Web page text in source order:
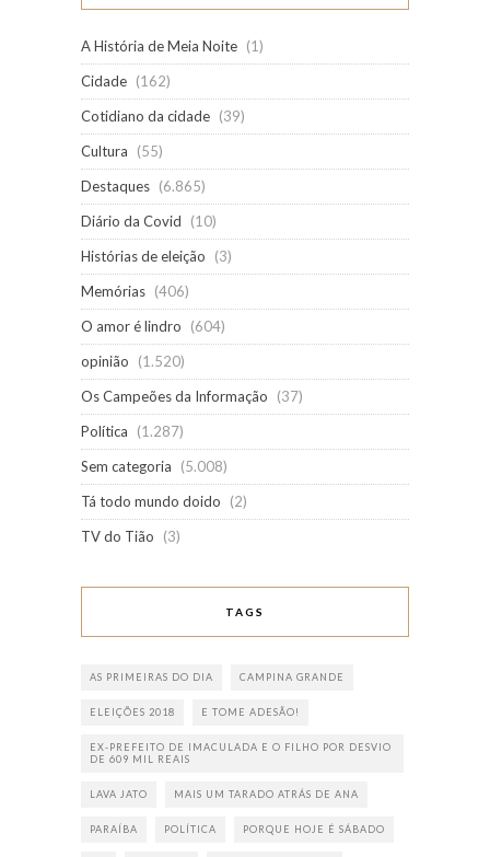
A História de Meia Noite (1)
Cidade (162)
Cotidiano da cidade (39)
Cultura
(55)
Destaques (6.865)
Diário da Covid
(10)
Histórias de eleição
(3)
Memórias (406)
O amor é lindro
(604)
opinião
(1.520)
Os Campeões da Informação
(37)
Política
(1.287)
Sem categoria
(5.008)
Tá todo mundo doido
(2)
TV do Tião
(3)
TAGS
AS PRIMEIRAS DO DIA CAMPINA GRANDE
ELEIÇÕES 2018 E TOME ADESÃO!
EX-PREFEITO DE IMACULADA E O FILHO POR DESVIO
DE 609 MIL REAIS
LAVA JATO MAIS UM TARADO ATRÁS DE ANA
PARAÍBA POLÍTICA PORQUE HOJE É SÁBADO